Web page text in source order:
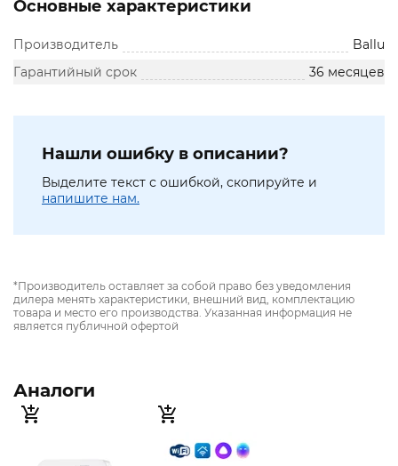
Основные характеристики
Производитель
Ballu
Гарантийный срок
36 месяцев
Нашли ошибку в описании?
Выделите текст с ошибкой, скопируйте и
напишите нам.
*Производитель оставляет за собой право без уведомления
дилера менять характеристики, внешний вид, комплектацию
товара и место его производства. Указанная информация не
является публичной офертой
Аналоги